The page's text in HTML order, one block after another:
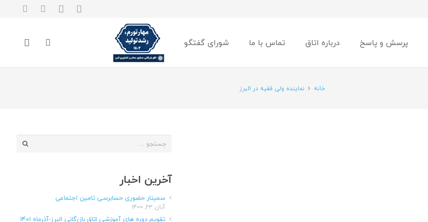
پرسش و پاسخ درباره اتاق تماس با ما شورای گفتگو
خانه نماینده ولی فقیه در البرز
جستجو
آخرین اخبار
سمینار حضوری حسابرسی تامین اجتماعی
آبان ۲۳, ۱۴۰۰
تقویم دوره های آموزشی اتاق بازرگانی البرز-آذرماه ۱۴۰۱